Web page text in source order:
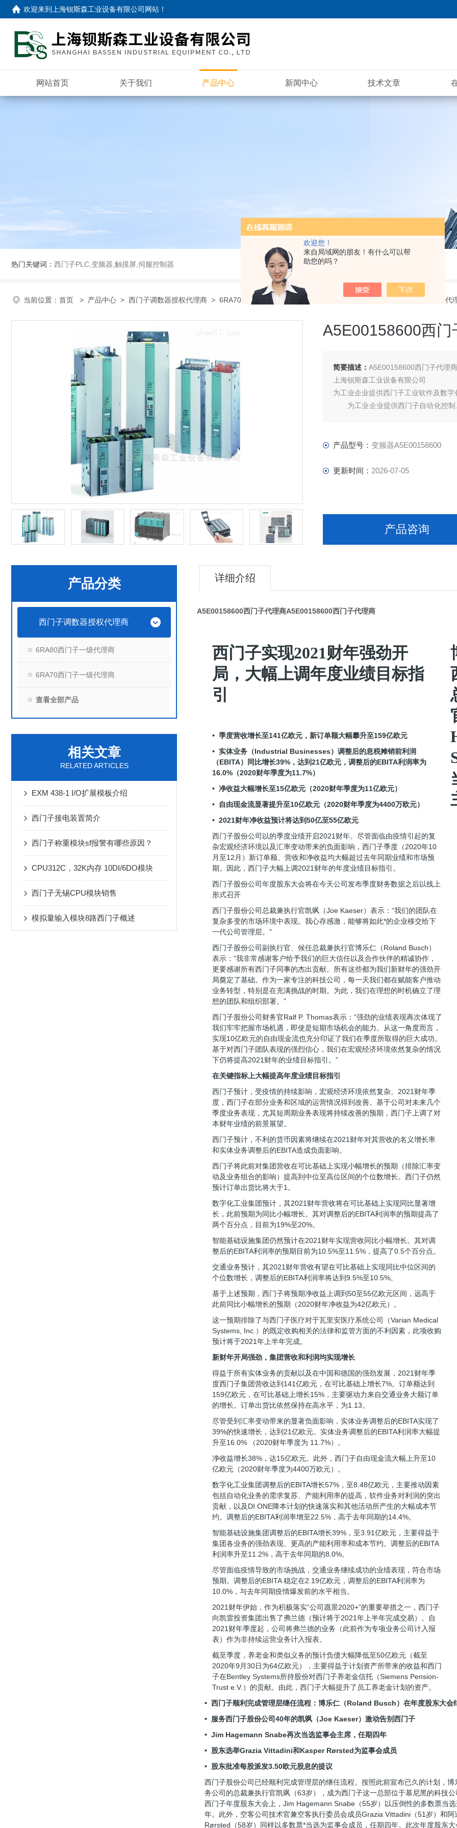
欢迎您！
来自局域网的朋友！有什么可以帮
助您的吗？
欢迎来到 上海钡斯森工业设备有限公司网站 ！
网站首页 关于我们 产品中心 新闻中心 技术文章
热门关键词： 西门子PLC,变频器,触摸屏,伺服控制器
当前位置： 首页 > 产品中心 > 西门子调数器授权代理商 > 6RA70西门子一级代理商 > 变频器A5E00158600A5E00158600西门子代
A5E00158600西门
简要描述： A5E00158600西门子代理商
上海钡斯森工业设备有限公司
为工业企业提供西门子工业软件及数
为工业企业提供西门子自动化控制
产品型号： 变频器A5E00158600
更新时间： 2026-07-05
产品咨询
产品分类
西门子调数器授权代理商
6RA80西门子一级代理商
6RA70西门子一级代理商
查看全部产品
相关文章
RELATED ARTICLES
EXM 438-1 I/O扩展模板介绍
西门子接电装置简介
西门子称重模块sf报警有哪些原因？
CPU312C，32K内存 10DI/6DO模块
西门子无锡CPU模块销售
模拟量输入模块8路西门子概述
详细介绍
A5E00158600西门子代理商A5E00158600西门子代理商
西门子实现2021财年强劲开
局，大幅上调年度业绩目标指
引
• 季度营收增长至141亿欧元，新订单额大幅攀升至159亿欧元
• 实体业务（Industrial Businesses）调整后的息税摊销前利润
（EBITA）同比增长39%，达到21亿欧元，调整后的EBITA利润率为
16.0%（2020财年季度为11.7%）
• 净收益大幅增长至15亿欧元（2020财年季度为11亿欧元）
• 自由现金流显著提升至10亿欧元（2020财年季度为4400万欧元）
• 2021财年净收益预计将达到50亿至55亿欧元
西门子股份公司以的季度业绩开启2021财年。尽管面临由疫情引起的复
杂宏观经济环境以及汇率变动带来的负面影响，西门子季度（2020年10
月至12月）新订单额、营收和净收益均大幅超过去年同期业绩和市场预
期。因此，西门子大幅上调2021财年的年度业绩目标指引。
西门子股份公司年度股东大会将在今天公司发布季度财务数据之后以线上
形式召开
西门子股份公司总裁兼执行官凯飒（Joe Kaeser）表示：“我们的团队在
复杂多变的市场环境中表现。我心存感激，能够将如此*的企业移交给下
一代公司管理层。”
西门子股份公司副执行官、候任总裁兼执行官博乐仁（Roland Busch）
表示：“我非常感谢客户给予我们的巨大信任以及合作伙伴的精诚协作，
更要感谢所有西门子同事的杰出贡献。所有这些都为我们新财年的强劲开
局奠定了基础。作为一家专注的科技公司，每一天我们都在赋能客户推动
业务转型，特别是在充满挑战的时期。为此，我们在理想的时机确立了理
想的团队和组织部署。”
西门子股份公司财务官Ralf P. Thomas表示：“强劲的业绩表现再次体现了
我们牢牢把握市场机遇，即使是短期市场机会的能力。从这一角度而言，
实现10亿欧元的自由现金流也充分印证了我们在季度所取得的巨大成功。
基于对西门子团队表现的强烈信心，我们在宏观经济环境依然复杂的情况
下仍将提高2021财年的业绩目标指引。”
在关键指标上大幅提高年度业绩目标指引
西门子预计，受疫情的持续影响，宏观经济环境依然复杂。2021财年季
度，西门子在部分业务和区域的运营情况得到改善。基于公司对未来几个
季度业务表现，尤其短周期业务表现将持续改善的预期，西门子上调了对
本财年业绩的前景展望。
西门子预计，不利的货币因素将继续在2021财年对其营收的名义增长率
和实体业务调整后的EBITA造成负面影响。
西门子将此前对集团营收在可比基础上实现小幅增长的预期（排除汇率变
动及业务组合的影响）提高到中位至高位区间的个位数增长。西门子仍然
预计订单出货比将大于1。
数字化工业集团预计，其2021财年营收将在可比基础上实现同比显著增
长，此前预期为同比小幅增长。其对调整后的EBITA利润率的预期提高了
两个百分点，目前为19%至20%。
智能基础设施集团仍然预计在2021财年实现营收同比小幅增长。其对调
整后的EBITA利润率的预期目前为10.5%至11.5%，提高了0.5个百分点。
交通业务预计，其2021财年营收有望在可比基础上实现同比中位区间的
个位数增长，调整后的EBITA利润率将达到9.5%至10.5%。
基于上述预期，西门子将预期净收益上调到50至55亿欧元区间，远高于
此前同比小幅增长的预期（2020财年净收益为42亿欧元）。
这一预期排除了与西门子医疗对于瓦里安医疗系统公司（Varian Medical
Systems, Inc.）的既定收购相关的法律和监管方面的不利因素，此项收购
预计将于2021年上半年完成。
新财年开局强劲，集团营收和利润均实现增长
得益于所有实体业务的贡献以及在中国和德国的强劲发展，2021财年季
度西门子集团营收达到141亿欧元，在可比基础上增长7%。订单额达到
159亿欧元，在可比基础上增长15%，主要驱动力来自交通业务大额订单
的增长。订单出货比依然保持在高水平，为1.13。
尽管受到汇率变动带来的显著负面影响，实体业务调整后的EBITA实现了
39%的快速增长，达到21亿欧元。实体业务调整后的EBITA利润率大幅提
升至16.0% （2020财年季度为 11.7%）。
净收益增长38%，达15亿欧元。此外，西门子自由现金流大幅上升至10
亿欧元（2020财年季度为4400万欧元）。
数字化工业集团调整后的EBITA增长57%，至8.48亿欧元，主要推动因素
包括自动化业务的需求复苏、产能利用率的提高，软件业务对利润的突出
贡献，以及DI ONE降本计划的快速落实和其他活动所产生的大幅成本节
约。调整后的EBITA利润率增至22.5%，高于去年同期的14.4%。
智能基础设施集团调整后的EBITA增长39%，至3.91亿欧元，主要得益于
集团各业务的强劲表现、更高的产能利用率和成本节约。调整后的EBITA
利润率升至11.2%，高于去年同期的8.0%。
尽管面临疫情导致的市场挑战，交通业务继续成功的业绩表现，符合市场
预期。调整后的EBITA 稳定在2.19亿欧元，调整后的EBITA利润率为
10.0%，与去年同期疫情爆发前的水平相当。
2021财年伊始，作为积极落实“公司愿景2020+”的重要举措之一，西门子
向凯雷投资集团出售了弗兰德（预计将于2021年上半年完成交易）。自
2021财年季度起，公司将弗兰德的业务（此前作为专项业务公司计入报
表）作为非持续运营业务计入报表。
截至季度，养老金和类似义务的预计负债大幅降低至50亿欧元（截至
2020年9月30日为64亿欧元），主要得益于计划资产所带来的收益和西门
子在Bentley Systems所持股份对西门子养老金信托（Siemens Pension-
Trust e.V.）的贡献。由此，西门子大幅提升了员工养老金计划的资产。
• 西门子顺利完成管理层继任流程：博乐仁（Roland Busch）在年度股东大会
• 服务西门子股份公司40年的凯飒（Joe Kaeser）激动告别西门子
• Jim Hagemann Snabe再次当选监事会主席，任期四年
• 股东选举Grazia Vittadini和Kasper Rørsted为监事会成员
• 股东批准每股派发3.50欧元股息的提议
西门子股份公司已经顺利完成管理层的继任流程。按照此前宣布已久的计划，
务公司的总裁兼执行官凯飒（63岁），成为西门子这一总部位于慕尼黑的科技
西门子年度股东大会上，Jim Hagemann Snabe（55岁）以压倒性的多数票当
年。此外，空客公司技术官兼空客执行委员会成员Grazia Vittadini（51岁）和
Rørsted（58岁）同样以多数票*当选为监事会成员，任期四年。此次年度股东